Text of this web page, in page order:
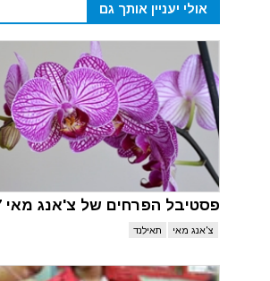
אולי יעניין אותך גם
פסטיבל הפרחים של צ'אנג מאי 2027
צ'אנג מאי תאילנד